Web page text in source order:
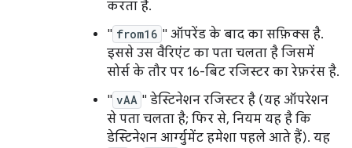
करता है.
" from16 " ऑपरेंड के बाद का सफ़िक्स है.
इससे उस वैरिएंट का पता चलता है जिसमें
सोर्स के तौर पर 16-बिट रजिस्टर का रेफ़रंस है.
" vAA " डेस्टिनेशन रजिस्टर है (यह ऑपरेशन
से पता चलता है; फिर से, नियम यह है कि
डेस्टिनेशन आर्ग्युमेंट हमेशा पहले आते हैं). यह